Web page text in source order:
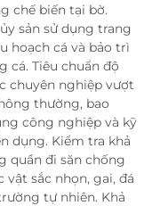
chế biến tại bờ.
sản sử dụng trang
hoạch cá và bảo trì
cá. Tiêu chuẩn độ
chuyên nghiệp vượt
thường, bao
công nghiệp và kỹ
dụng. Kiểm tra khả
quần đi săn chống
sắc nhọn, gai, đá
tự nhiên. Khả